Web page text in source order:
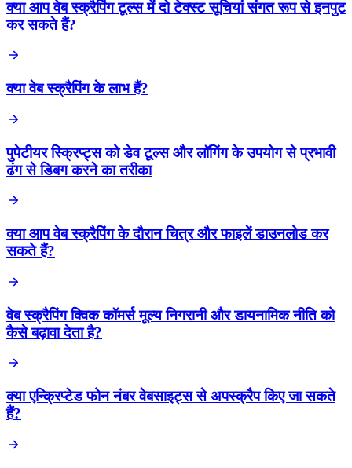
क्या आप वेब स्क्रैपिंग टूल्स में दो टेक्स्ट सूचियां संगत रूप से इनपुट
कर सकते हैं?
क्या वेब स्क्रैपिंग के लाभ हैं?
पुपेटीयर स्क्रिप्ट्स को डेव टूल्स और लॉगिंग के उपयोग से प्रभावी
ढंग से डिबग करने का तरीका
क्या आप वेब स्क्रैपिंग के दौरान चित्र और फाइलें डाउनलोड कर
सकते हैं?
वेब स्क्रैपिंग क्विक कॉमर्स मूल्य निगरानी और डायनामिक नीति को
कैसे बढ़ावा देता है?
क्या एन्क्रिप्टेड फोन नंबर वेबसाइट्स से अपस्क्रैप किए जा सकते
हैं?